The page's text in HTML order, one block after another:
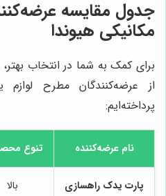
جدول مقایسه
مکانیکی هیوندا
برای کمک به شما در انتخاب
از عرضه‌کنندگان مطرح
پرداخته‌ایم:
نام عرضه‌کننده تنوع
پارت یدک راهسازی بالا